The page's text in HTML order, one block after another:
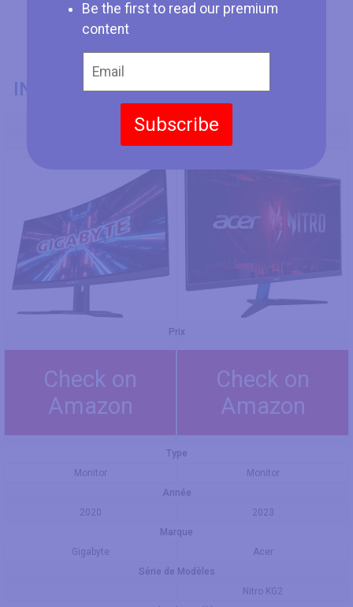
Be the first to read our premium
content
Subscribe
INFORMATIONS GÉNÉRALES
Numéro de Modèle
Prix
Check on
Amazon
Check on
Amazon
Type
Monitor
Monitor
Année
2020
2023
Marque
Gigabyte
Acer
Série de Modèles
Nitro KG2